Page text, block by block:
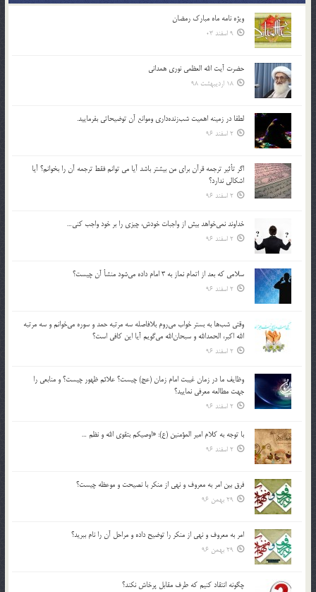
ویژه نامه ماه مبارک رمضان
9 اسفند 03
حضرت آیت الله العظمی نوری همدانی
18 اردیبهشت 98
لطفا در زمينه اهميت شب‌زنده‌داري وموانع آن توضيحاتي بفرماييد.
2 اسفند 96
اگر تأثير ترجمه قرآن براي من بيشتر باشد آيا مي توانم فقط ترجمه آن را بخوانم؟ آيا
اشكالي ندارد؟
2 اسفند 96
خداوند نمي‌خواهد بيش از واجبات خودش، چيزي را بر خود واجب كني…
2 اسفند 96
سلامي كه بعد از اتمام نماز به 3 امام داده مي‌شود منشأ آن چيست؟
2 اسفند 96
وقتي شب‌ها به بستر خواب مي‌روم بلافاصله سه مرتبه حمد و سوره مي‌خوانم و سه مرتبه
الله اكبر، الحمدالله و سبحان‌الله مي‌گويم آيا اين كافي است؟
2 اسفند 96
وظايف ما در زمان غيبت امام زمان (عج) چيست؟ علائم ظهور چيست؟ و منابعي را
جهت مطالعه معرفي نماييد؟
2 اسفند 96
با توجه به كلام امير المؤمنين (ع): «اوصيكم بتقوي الله و نظم …
2 اسفند 96
فرق بين امر به معروف و نهي از منكر با نصيحت و موعظه چيست؟
29 بهمن 96
امر به معروف و نهي از منكر را توضيح داده و مراحل آن را نام ببريد؟
29 بهمن 96
چگونه انتقاد كنيم كه طرف مقابل پرخاش نكند؟